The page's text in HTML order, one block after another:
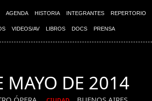
AGENDA HISTORIA INTEGRANTES REPERTORIO
VIDEOS/AV LIBROS DOCS PRENSA
MAYO DE 2014